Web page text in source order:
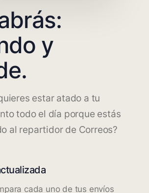
y
estar atado a tu
todo el día porque estás
al repartidor de Correos?
cada uno de tus envíos